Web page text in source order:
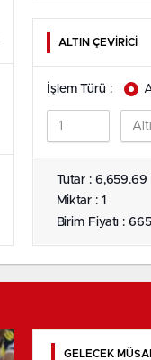
ALTIN ÇEVİRİCİ
İşlem Türü :
Tutar : 6,659.69
Miktar : 1
Birim Fiyatı :
GELECEK